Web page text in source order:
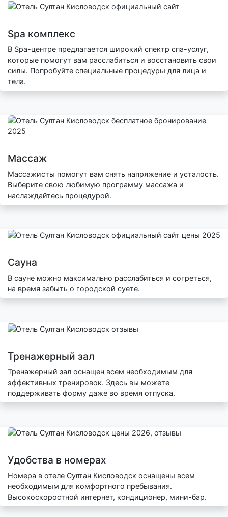
Spa комплекс
В Spa-центре предлагается широкий спектр спа-услуг,
которые помогут вам расслабиться и восстановить свои
силы. Попробуйте специальные процедуры для лица и
тела.
Массаж
Массажисты помогут вам снять напряжение и усталость.
Выберите свою любимую программу массажа и
наслаждайтесь процедурой.
Сауна
В сауне можно максимально расслабиться и согреться,
на время забыть о городской суете.
Тренажерный зал
Тренажерный зал оснащен всем необходимым для
эффективных тренировок. Здесь вы можете
поддерживать форму даже во время отпуска.
Удобства в номерах
Номера в отеле Султан Кисловодск оснащены всем
необходимым для комфортного пребывания.
Высокоскоростной интернет, кондиционер, мини-бар.